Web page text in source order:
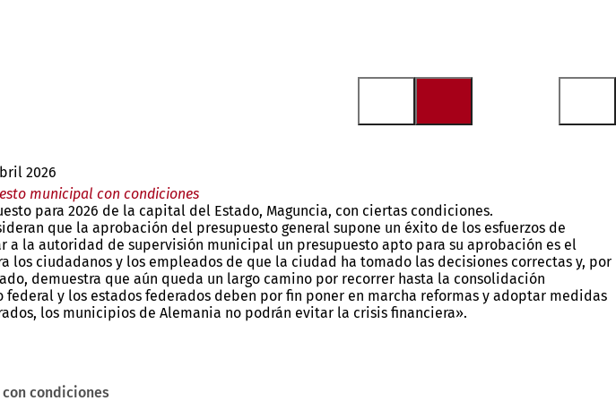
2026
municipal con condiciones
para 2026 de la capital del Estado, Maguncia, con ciertas condiciones.
que la aprobación del presupuesto general supone un éxito de los esfuerzos de
la autoridad de supervisión municipal un presupuesto apto para su aprobación es el
ciudadanos y los empleados de que la ciudad ha tomado las decisiones correctas y, por
demuestra que aún queda un largo camino por recorrer hasta la consolidación
y los estados federados deben por fin poner en marcha reformas y adoptar medidas
los municipios de Alemania no podrán evitar la crisis financiera».
condiciones